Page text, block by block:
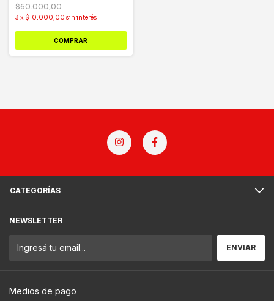
$60.000,00
3 x $10.000,00 sin interés
COMPRAR
CATEGORÍAS
NEWSLETTER
Medios de pago